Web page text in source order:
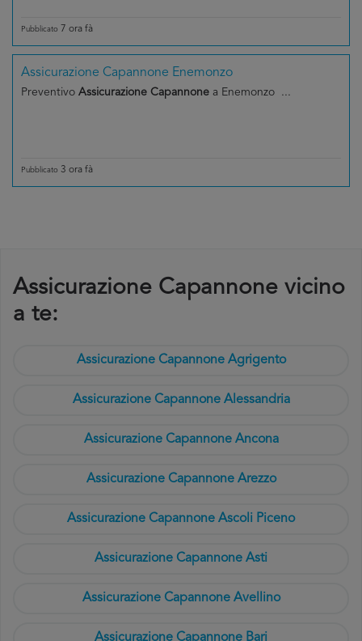
Pubblicato 7 ora fà
Assicurazione Capannone Enemonzo
Preventivo Assicurazione Capannone a Enemonzo ...
Pubblicato 3 ora fà
Assicurazione Capannone vicino
a te:
Assicurazione Capannone Agrigento
Assicurazione Capannone Alessandria
Assicurazione Capannone Ancona
Assicurazione Capannone Arezzo
Assicurazione Capannone Ascoli Piceno
Assicurazione Capannone Asti
Assicurazione Capannone Avellino
Assicurazione Capannone Bari